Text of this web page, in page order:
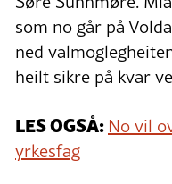
som no går på
ned
heilt sikre på kvar
LES OGSÅ: No vil
yrkesfag